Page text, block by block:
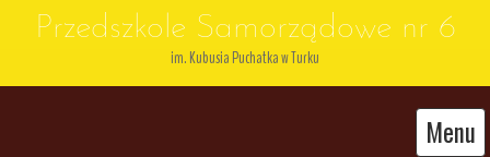
Przedszkole Samorządowe nr 6
im. Kubusia Puchatka w Turku
Menu